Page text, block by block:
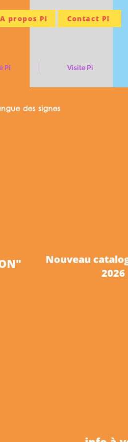
A propos Pi Contact Pi
Pi Visite Pi
des signes
Nouveau
2026